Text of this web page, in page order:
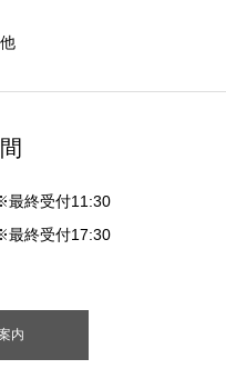
最終受付11:30
最終受付17:30
内